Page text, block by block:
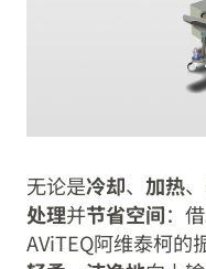
无论是冷却、 加热、
处理并节省空间：
AViTEQ阿维泰柯的